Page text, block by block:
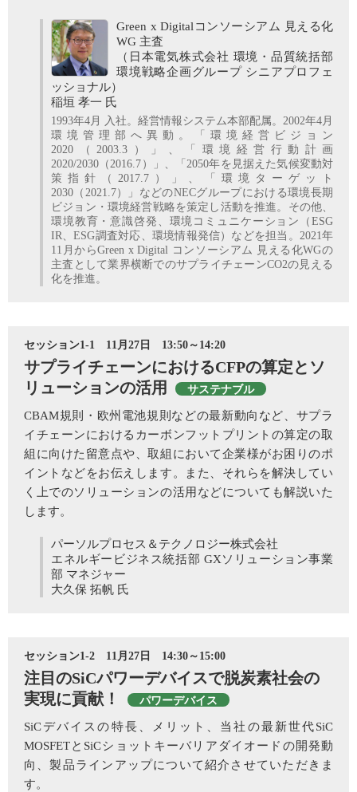
Green x Digitalコンソーシアム 見える化
WG 主査
（日本電気株式会社 環境・品質統括部
環境戦略企画グループ シニアプロフェ
ッショナル）
稲垣 孝一 氏
1993年4月 入社。経営情報システム本部配属。2002年4月
環境管理部へ異動。「環境経営ビジョン
2020（2003.3）」、「環境経営行動計画
2020/2030（2016.7）」、「2050年を見据えた気候変動対
策指針（2017.7）」、「環境ターゲット
2030（2021.7）」などのNECグループにおける環境長期
ビジョン・環境経営戦略を策定し活動を推進。その他、
環境教育・意識啓発、環境コミュニケーション（ESG
IR、ESG調査対応、環境情報発信）などを担当。2021年
11月からGreen x Digital コンソーシアム 見える化WGの
主査として業界横断でのサプライチェーンCO2の見える
化を推進。
セッション1-1 11月27日 13:50～14:20
サプライチェーンにおけるCFPの算定とソ
リューションの活用
サステナブル
CBAM規則・欧州電池規則などの最新動向など、サプラ
イチェーンにおけるカーボンフットプリントの算定の取
組に向けた留意点や、取組において企業様がお困りのポ
イントなどをお伝えします。また、それらを解決してい
く上でのソリューションの活用などについても解説いた
します。
パーソルプロセス＆テクノロジー株式会社
エネルギービジネス統括部 GXソリューション事業
部 マネジャー
大久保 拓帆 氏
セッション1-2 11月27日 14:30～15:00
注目のSiCパワーデバイスで脱炭素社会の
実現に貢献！
パワーデバイス
SiCデバイスの特長、メリット、当社の最新世代SiC
MOSFETとSiCショットキーバリアダイオードの開発動
向、製品ラインアップについて紹介させていただきま
す。